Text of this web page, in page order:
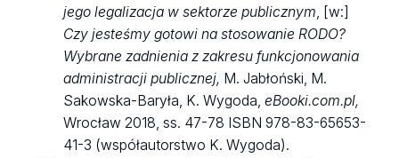
jego legalizacja w sektorze publicznym, [w:]
Czy jesteśmy gotowi na stosowanie RODO?
Wybrane zadnienia z zakresu funkcjonowania
administracji publicznej, M. Jabłoński, M.
Sakowska-Baryła, K. Wygoda,eBooki.com.pl,
Wrocław 2018, ss. 47-78 ISBN978-83-65653-
41-3 (współautorstwo K. Wygoda).